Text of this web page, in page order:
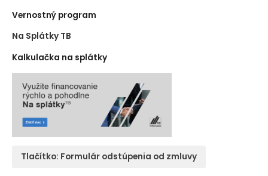
Vernostný program
Na Splátky TB
Kalkulačka na splátky
Tlačítko: Formulár odstúpenia od zmluvy